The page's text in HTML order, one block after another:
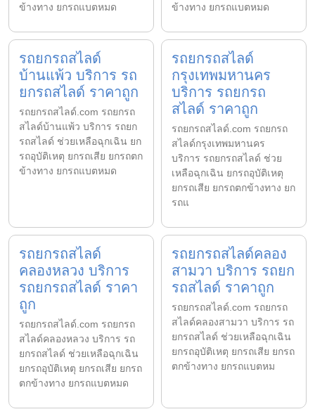
ข้างทาง ยกรถแบตหมด
ข้างทาง ยกรถแบตหมด
รถยกรถสไลด์
บ้านแพ้ว บริการ รถ
ยกรถสไลด์ ราคาถูก
รถยกรถสไลด์.com รถยกรถ
สไลด์บ้านแพ้ว บริการ รถยก
รถสไลด์ ช่วยเหลือฉุกเฉิน ยก
รถอุบัติเหตุ ยกรถเสีย ยกรถตก
ข้างทาง ยกรถแบตหมด
รถยกรถสไลด์
กรุงเทพมหานคร
บริการ รถยกรถ
สไลด์ ราคาถูก
รถยกรถสไลด์.com รถยกรถ
สไลด์กรุงเทพมหานคร
บริการ รถยกรถสไลด์ ช่วย
เหลือฉุกเฉิน ยกรถอุบัติเหตุ
ยกรถเสีย ยกรถตกข้างทาง ยก
รถแ
รถยกรถสไลด์
คลองหลวง บริการ
รถยกรถสไลด์ ราคา
ถูก
รถยกรถสไลด์.com รถยกรถ
สไลด์คลองหลวง บริการ รถ
ยกรถสไลด์ ช่วยเหลือฉุกเฉิน
ยกรถอุบัติเหตุ ยกรถเสีย ยกรถ
ตกข้างทาง ยกรถแบตหมด
รถยกรถสไลด์คลอง
สามวา บริการ รถยก
รถสไลด์ ราคาถูก
รถยกรถสไลด์.com รถยกรถ
สไลด์คลองสามวา บริการ รถ
ยกรถสไลด์ ช่วยเหลือฉุกเฉิน
ยกรถอุบัติเหตุ ยกรถเสีย ยกรถ
ตกข้างทาง ยกรถแบตหม